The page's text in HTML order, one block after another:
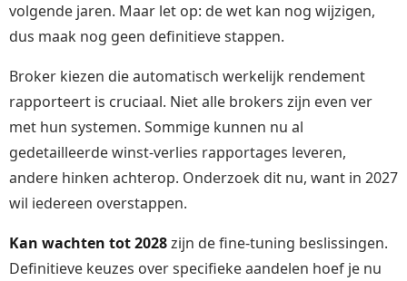
volgende jaren. Maar let op: de wet kan nog wijzigen,
dus maak nog geen definitieve stappen.
Broker kiezen die automatisch werkelijk rendement
rapporteert is cruciaal. Niet alle brokers zijn even ver
met hun systemen. Sommige kunnen nu al
gedetailleerde winst-verlies rapportages leveren,
andere hinken achterop. Onderzoek dit nu, want in 2027
wil iedereen overstappen.
Kan wachten tot 2028zijn de fine-tuning beslissingen.
Definitieve keuzes over specifieke aandelen hoef je nu